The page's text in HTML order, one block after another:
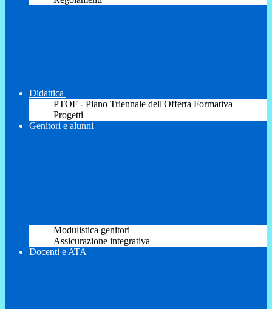
Didattica
PTOF - Piano Triennale dell'Offerta Formativa
Progetti
Genitori e alunni
Modulistica genitori
Assicurazione integrativa
Docenti e ATA